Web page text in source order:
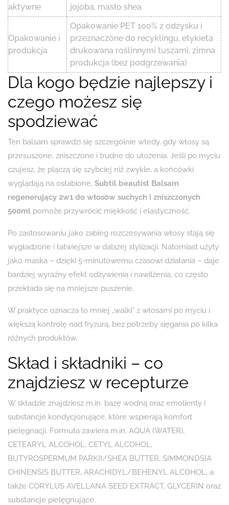
aktywne
jojoba, masło shea
Opakowanie i
produkcja
Opakowanie PET 100% z odzysku i
przeznaczone do recyklingu, etykieta
drukowana roślinnymi tuszami, zimna
produkcja (bez podgrzewania)
Dla kogo będzie najlepszy i
czego możesz się
spodziewać
Ten balsam sprawdzi się szczególnie wtedy, gdy włosy są
przesuszone, zniszczone i trudne do ułożenia. Jeśli po myciu
czujesz, że plączą się szybciej niż zwykle, a końcówki
wyglądają na osłabione, Subtil beautist Balsam
regenerujący 2w1 do włosów suchych i zniszczonych
500ml pomoże przywrócić miękkość i elastyczność.
Po zastosowaniu jako zabieg rozczesywania włosy stają się
wygładzone i łatwiejsze w dalszej stylizacji. Natomiast użyty
jako maska – dzięki 5-minutowemu czasowi działania – daje
bardziej wyraźny efekt odżywienia i nawilżenia, co często
przekłada się na mniejsze puszenie.
W praktyce oznacza to mniej „walki” z włosami po myciu i
większą kontrolę nad fryzurą, bez potrzeby sięgania po kilka
różnych produktów.
Skład i składniki – co
znajdziesz w recepturze
W składzie znajdziesz m.in. bazę wodną oraz emolienty i
substancje kondycjonujące, które wspierają komfort
pielęgnacji. Formuła zawiera m.in. AQUA (WATER),
CETEARYL ALCOHOL, CETYL ALCOHOL,
BUTYROSPERMUM PARKII/SHEA BUTTER, SIMMONDSIA
CHINENSIS BUTTER, ARACHIDYL/BEHENYL ALCOHOL, a
także CORYLUS AVELLANA SEED EXTRACT, GLYCERIN oraz
substancje pielęgnujące.